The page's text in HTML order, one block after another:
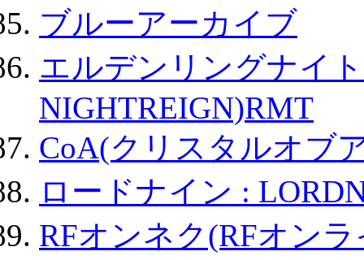
ブルーアーカイブ
エルデンリングナイ
NIGHTREIGN)RMT
CoA(クリスタルオブ
ロードナイン :
RFオンネク(RFオン